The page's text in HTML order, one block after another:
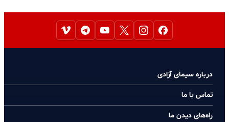
درباره سیمای آزادی
تماس با ما
راه‌های دیدن ما